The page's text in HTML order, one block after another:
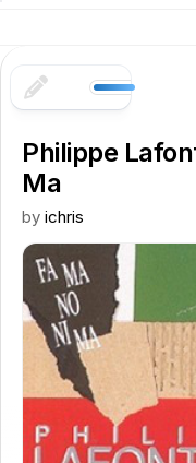
content
Philippe
Ma
by ichris